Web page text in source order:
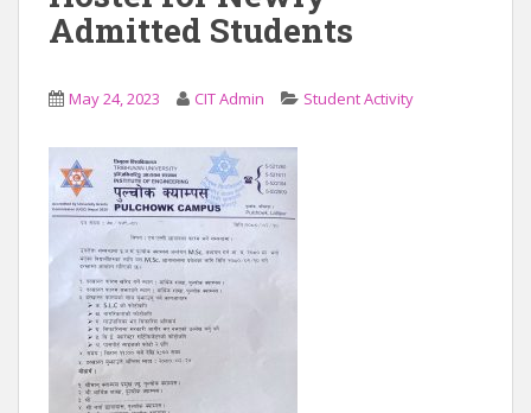
Admitted Students
May 24, 2023 CIT Admin Student Activity